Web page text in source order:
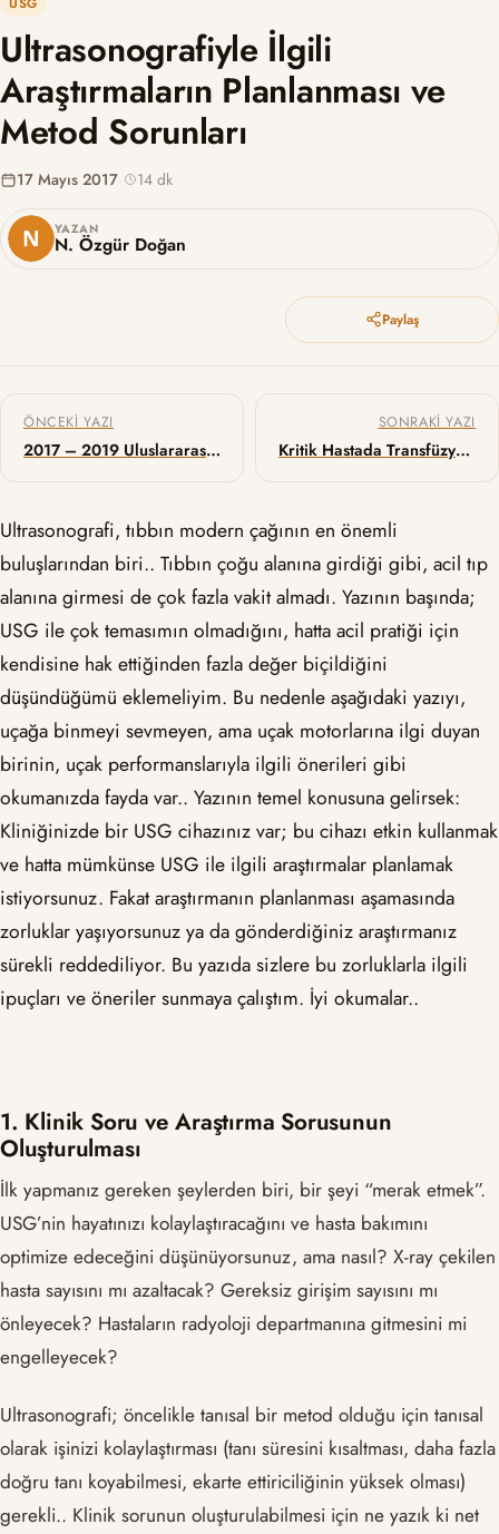
USG
Ultrasonografiyle İlgili
Araştırmaların Planlanması ve
Metod Sorunları
YAZAN
N. Özgür Doğan
17 Mayıs 2017· 14 dk
Paylaş
Yazı gezinmesi
ÖNCEKI YAZI
2017 – 2019 Uluslararası Acil Tıp Konferansları
SONRAKI YAZI
Kritik Hastada Transfüzyon Eşiği
Ultrasonografi, tıbbın modern çağının en önemli
buluşlarından biri.. Tıbbın çoğu alanına girdiği gibi, acil tıp
alanına girmesi de çok fazla vakit almadı. Yazının başında;
USG ile çok temasımın olmadığını, hatta acil pratiği için
kendisine hak ettiğinden fazla değer biçildiğini
düşündüğümü eklemeliyim. Bu nedenle aşağıdaki yazıyı,
uçağa binmeyi sevmeyen, ama uçak motorlarına ilgi duyan
birinin, uçak performanslarıyla ilgili önerileri gibi
okumanızda fayda var.. Yazının temel konusuna gelirsek:
Kliniğinizde bir USG cihazınız var; bu cihazı etkin kullanmak
ve hatta mümkünse USG ile ilgili araştırmalar planlamak
istiyorsunuz. Fakat araştırmanın planlanması aşamasında
zorluklar yaşıyorsunuz ya da gönderdiğiniz araştırmanız
sürekli reddediliyor. Bu yazıda sizlere bu zorluklarla ilgili
ipuçları ve öneriler sunmaya çalıştım. İyi okumalar..
1. Klinik Soru ve Araştırma Sorusunun
Oluşturulması
İlk yapmanız gereken şeylerden biri, bir şeyi “merak etmek”.
USG’nin hayatınızı kolaylaştıracağını ve hasta bakımını
optimize edeceğini düşünüyorsunuz, ama nasıl? X-ray çekilen
hasta sayısını mı azaltacak? Gereksiz girişim sayısını mı
önleyecek? Hastaların radyoloji departmanına gitmesini mi
engelleyecek?
Ultrasonografi; öncelikle tanısal bir metod olduğu için tanısal
olarak işinizi kolaylaştırması (tanı süresini kısaltması, daha fazla
doğru tanı koyabilmesi, ekarte ettiriciliğinin yüksek olması)
gerekli.. Klinik sorunun oluşturulabilmesi için ne yazık ki net